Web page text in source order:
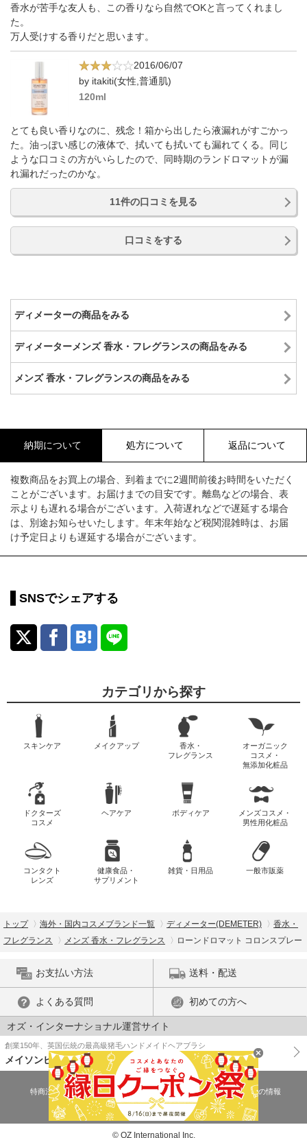
香水が苦手な友人も、この香りなら自然でOKと言ってくれまし
た。
万人受けする香りだと思います。
2016/06/07
by itakiti(女性,普通肌)
120ml
とても良い香りなのに、残念！箱から出したら液漏れがすごかっ
た。油っぽい感じの液体で、拭いても拭いても漏れてくる。同じ
ような口コミの方がいらしたので、同時期のランドロマットが漏
れ漏れだったのかな。
11件の口コミを見る
口コミをする
ディメーターの商品をみる
ディメーターメンズ 香水・フレグランスの商品をみる
メンズ 香水・フレグランスの商品をみる
納期について 処方について 返品について
複数商品をお買上の場合、到着までに2週間前後お時間をいただく
ことがございます。お届けまでの目安です。離島などの場合、表
示よりも遅れる場合がございます。入荷遅れなどで遅延する場合
は、別途お知らせいたします。年末年始など税関混雑時は、お届
け予定日よりも遅延する場合がございます。
SNSでシェアする
カテゴリから探す
スキンケア メイクアップ
香水・
フレグランス
オーガニック
コスメ・
無添加化粧品
ドクターズ
コスメ
ヘアケア ボディケア
メンズコスメ・
男性用化粧品
コンタクト
レンズ
健康食品・
サプリメント
雑貨・日用品 一般市販薬
トップ 海外・国内コスメブランド一覧 ディメーター(DEMETER)
香水・
フレグランス
メンズ 香水・フレグランス ローンドロマット コロンスプレー
お支払い方法 送料・配送
よくある質問 初めての方へ
オズ・インターナショナル運営サイト
創業150年、英国伝統の最高級猪毛ハンドメイドヘアブラシ
メイソンピアソン
特商法に基づく表示 プライバシーポリシー
医薬品販売許可証の情報
ご利用規約
PC版で表示
© OZ International Inc.